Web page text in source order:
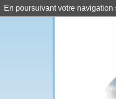
En poursuivant votre